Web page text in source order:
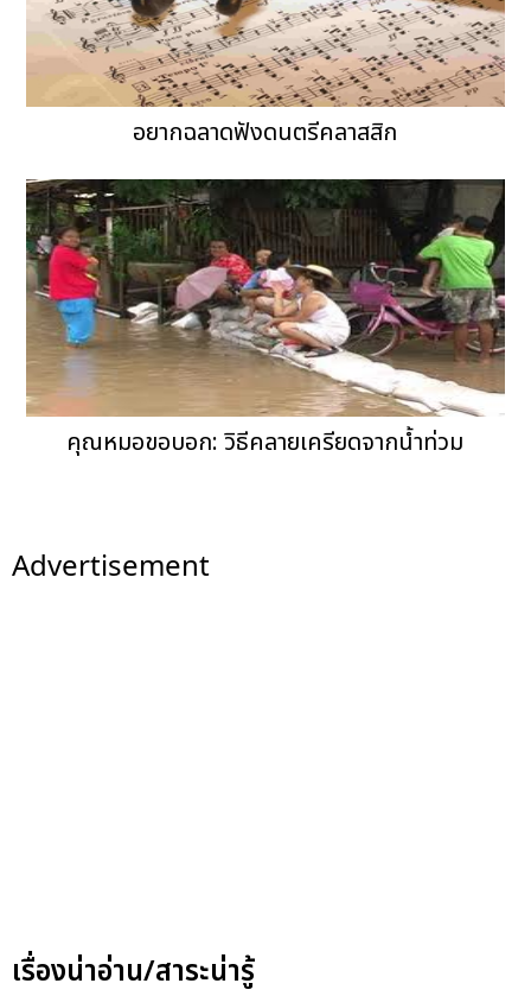
อยากฉลาดฟังดนตรีคลาสสิก
คุณหมอขอบอก: วิธีคลายเครียดจากน้ำท่วม
Advertisement
เรื่องน่าอ่าน/สาระน่ารู้